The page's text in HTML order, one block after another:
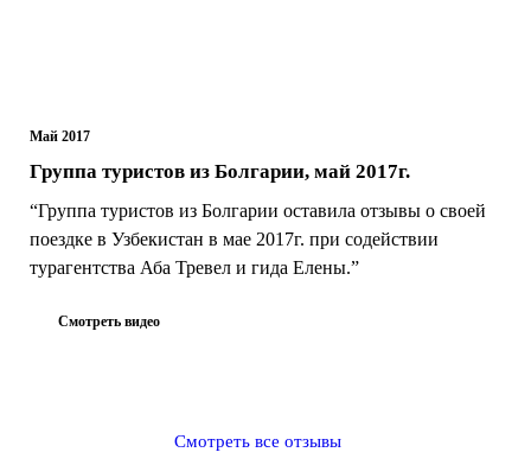
Май 2017
Группа туристов из Болгарии, май 2017г.
“Группа туристов из Болгарии оставила отзывы о своей
поездке в Узбекистан в мае 2017г. при содействии
турагентства Аба Тревел и гида Елены.”
Смотреть видео
Смотреть все отзывы